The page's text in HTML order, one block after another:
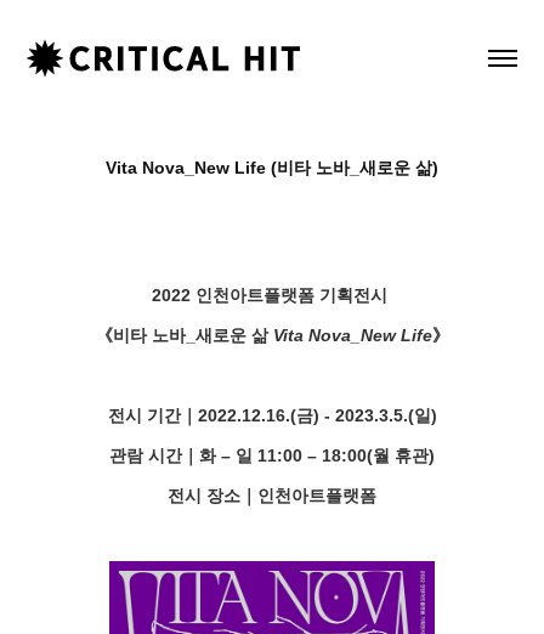
Vita Nova_New Life (비타 노바_새로운 삶)
2022 인천아트플랫폼 기획전시
《비타 노바_새로운 삶 Vita Nova_New Life》
전시 기간｜2022.12.16.(금) - 2023.3.5.(일)
관람 시간｜화 – 일 11:00 – 18:00(월 휴관)
전시 장소｜인천아트플랫폼